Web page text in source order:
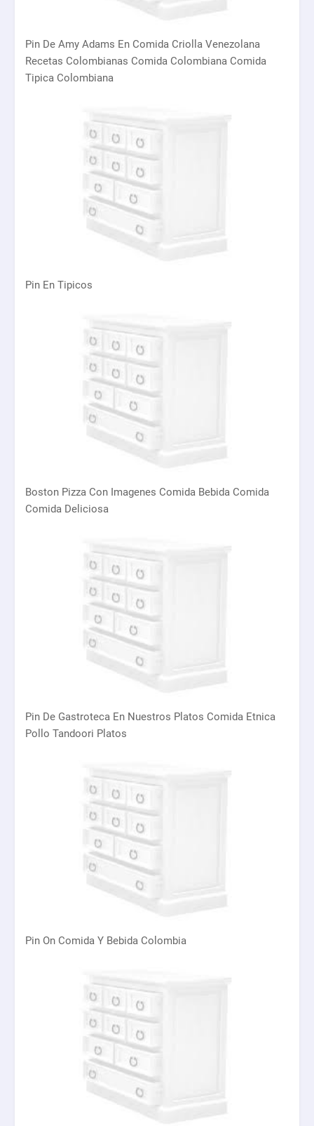
Pin De Amy Adams En Comida Criolla Venezolana
Recetas Colombianas Comida Colombiana Comida
Tipica Colombiana
Pin En Tipicos
Boston Pizza Con Imagenes Comida Bebida Comida
Comida Deliciosa
Pin De Gastroteca En Nuestros Platos Comida Etnica
Pollo Tandoori Platos
Pin On Comida Y Bebida Colombia